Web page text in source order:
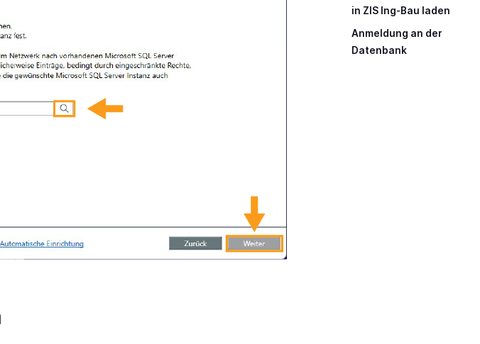
in ZIS Ing-Bau laden
Anmeldung an der
Datenbank